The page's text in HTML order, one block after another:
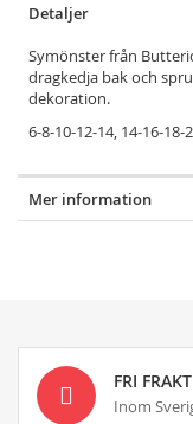
Detaljer
Symönster från
dragkedja bak och
dekoration.
6-8-10-12-14, 14-16-18-
Mer information
FRI FRAKT
Inom